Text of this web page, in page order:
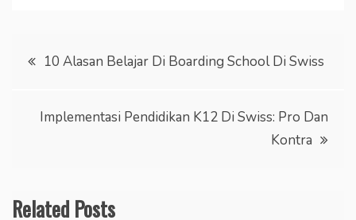
Post10 Alasan Belajar Di Boarding School Di Swiss
Implementasi Pendidikan K12 Di Swiss: Pro Dan
Kontra
Related Posts